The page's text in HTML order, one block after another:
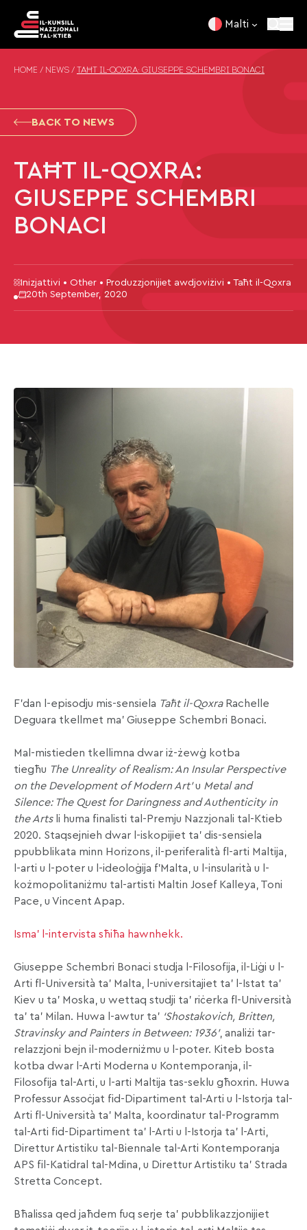
Malti
HOME / NEWS / TAĦT IL-QOXRA: GIUSEPPE SCHEMBRI BONACI
BACK TO NEWS
TAĦT IL-QOXRA:
GIUSEPPE SCHEMBRI
BONACI
Inizjattivi • Other • Produzzjonijiet awdjoviżivi • Taħt il-Qoxra
20th September, 2020
F’dan l-episodju mis-sensiela Taħt il-Qoxra Rachelle
Deguara tkellmet ma’ Giuseppe Schembri Bonaci.
Mal-mistieden tkellimna dwar iż-żewġ kotba
tiegħu The Unreality of Realism: An Insular Perspective
on the Development of Modern Art’u Metal and
Silence: The Quest for Daringness and Authenticity in
the Artsli huma finalisti tal-Premju Nazzjonali tal-Ktieb
2020. Staqsejnieh dwar l-iskopijiet ta’ dis-sensiela
ppubblikata minn Horizons, il-periferalità fl-arti Maltija,
l-arti u l-poter u l-ideoloġija f’Malta, u l-insularità u l-
kożmopolitaniżmu tal-artisti Maltin Josef Kalleya, Toni
Pace, u Vincent Apap.
Isma’ l-intervista sħiħa hawnhekk.
Giuseppe Schembri Bonaci studja l-Filosofija, il-Liġi u l-
Arti fl-Università ta’ Malta, l-universitajiet ta’ l-Istat ta’
Kiev u ta’ Moska, u wettaq studji ta’ riċerka fl-Università
ta’ ta’ Milan. Huwa l-awtur ta’ ‘Shostakovich, Britten,
Stravinsky and Painters in Between: 1936’, analiżi tar-
relazzjoni bejn il-moderniżmu u l-poter. Kiteb bosta
kotba dwar l-Arti Moderna u Kontemporanja, il-
Filosofija tal-Arti, u l-arti Maltija tas-seklu għoxrin. Huwa
Professur Assoċjat fid-Dipartiment tal-Arti u l-Istorja tal-
Arti fl-Università ta’ Malta, koordinatur tal-Programm
tal-Arti fid-Dipartiment ta’ l-Arti u l-Istorja ta’ l-Arti,
Direttur Artistiku tal-Biennale tal-Arti Kontemporanja
APS fil-Katidral tal-Mdina, u Direttur Artistiku ta’ Strada
Stretta Concept.
Bħalissa qed jaħdem fuq serje ta’ pubblikazzjonijiet